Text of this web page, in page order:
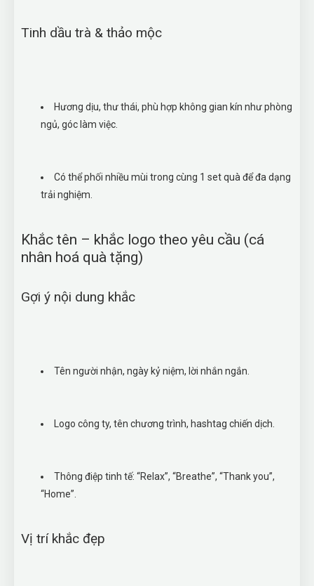
Tinh dầu trà & thảo mộc
Hương dịu, thư thái, phù hợp không gian kín như phòng
ngủ, góc làm việc.
Có thể phối nhiều mùi trong cùng 1 set quà để đa dạng
trải nghiệm.
Khắc tên – khắc logo theo yêu cầu (cá
nhân hoá quà tặng)
Gợi ý nội dung khắc
Tên người nhận, ngày kỷ niệm, lời nhắn ngắn.
Logo công ty, tên chương trình, hashtag chiến dịch.
Thông điệp tinh tế: “Relax”, “Breathe”, “Thank you”,
“Home”.
Vị trí khắc đẹp